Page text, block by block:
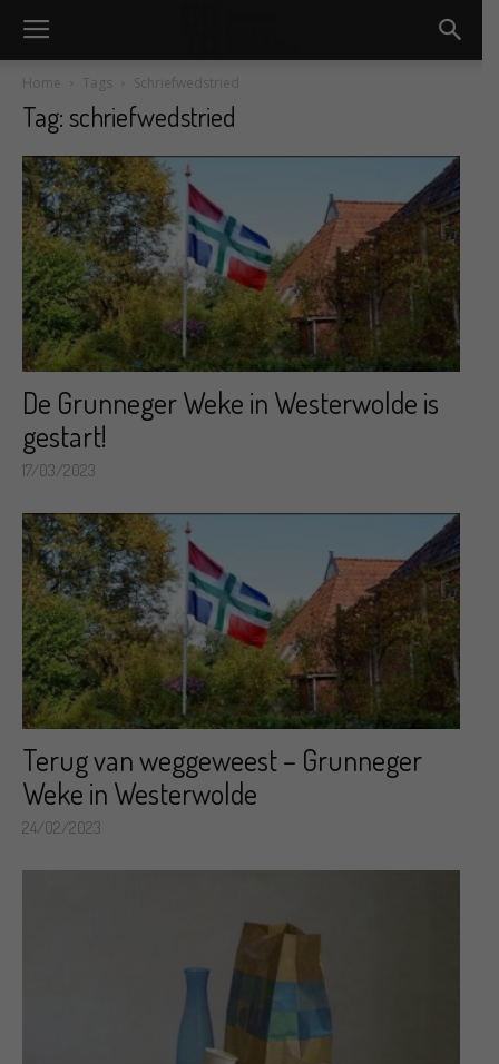
Home Tags Schriefwedstried
Tag: schriefwedstried
De Grunneger Weke in Westerwolde is
gestart!
17/03/2023
Terug van weggeweest – Grunneger
Weke in Westerwolde
24/02/2023